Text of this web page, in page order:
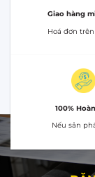
Giao hàng
Hoá đơn
100%
Nếu sản